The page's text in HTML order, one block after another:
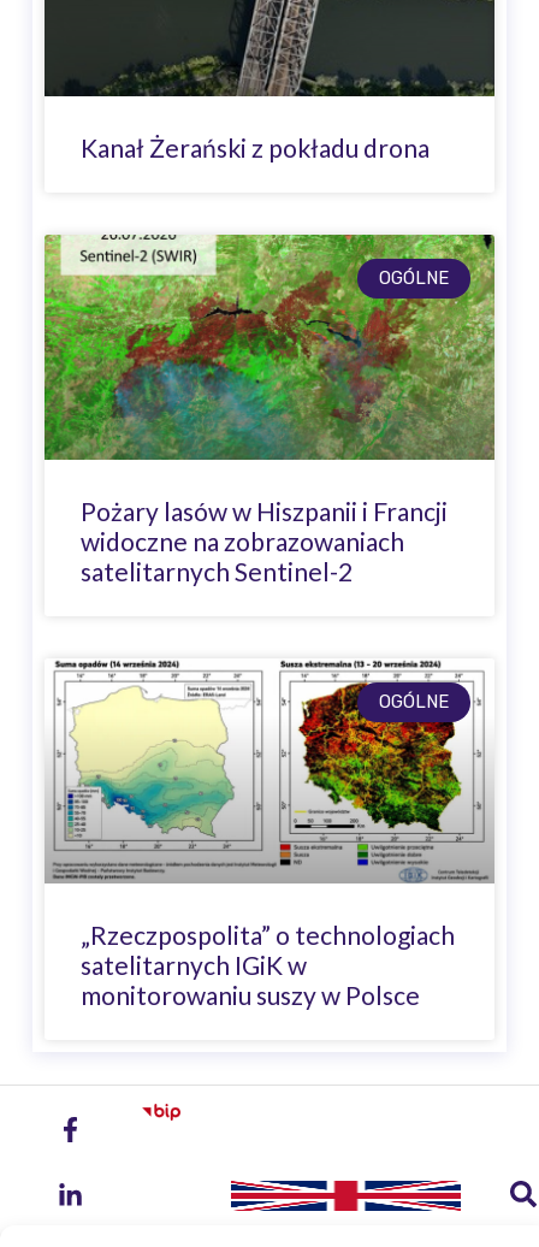
Kanał Żerański z pokładu drona
OGÓLNE
Pożary lasów w Hiszpanii i Francji
widoczne na zobrazowaniach
satelitarnych Sentinel-2
OGÓLNE
„Rzeczpospolita” o technologiach
satelitarnych IGiK w
monitorowaniu suszy w Polsce